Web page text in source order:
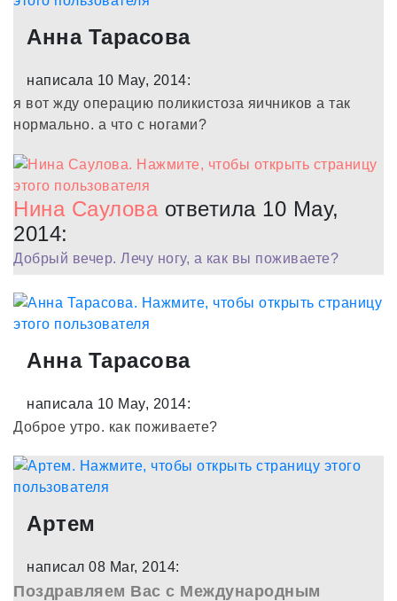
Анна Тарасова
написала 10 May, 2014:
я вот жду операцию поликистоза яичников а так
нормально. а что с ногами?
Нина Саулова ответила 10 May,
2014:
Добрый вечер. Лечу ногу, а как вы поживаете?
Анна Тарасова
написала 10 May, 2014:
Доброе утро. как поживаете?
Артем
написал 08 Mar, 2014:
Поздравляем Вас с Международным